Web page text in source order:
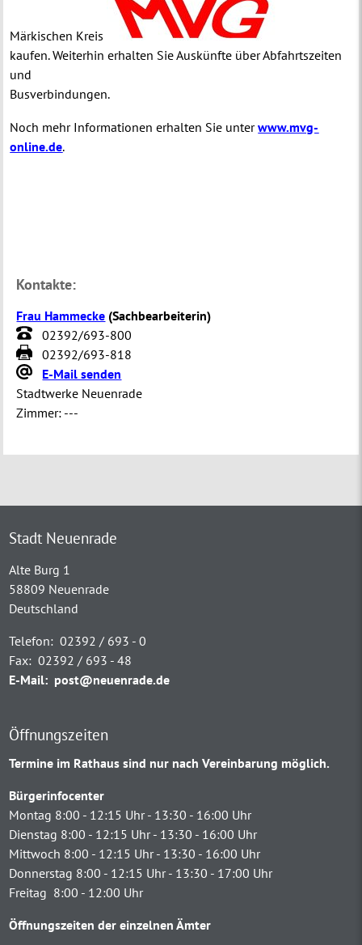
Märkischen Kreis
kaufen. Weiterhin erhalten Sie Auskünfte über Abfahrtszeiten
und
Busverbindungen.
Noch mehr Informationen erhalten Sie unterwww.mvg-
online.de.
Kontakte:
Frau Hammecke (Sachbearbeiterin)
02392/693-800
02392/693-818
E-Mail senden
Stadtwerke Neuenrade
Zimmer: ---
Stadt Neuenrade
Alte Burg 1
58809 Neuenrade
Deutschland
Telefon: 02392 / 693 - 0
Fax: 02392 / 693 - 48
E-Mail: post@neuenrade.de
Öffnungszeiten
Termine im Rathaus sind nur nach Vereinbarung möglich.
Bürgerinfocenter
Montag 8:00 - 12:15 Uhr - 13:30 - 16:00 Uhr
Dienstag 8:00 - 12:15 Uhr - 13:30 - 16:00 Uhr
Mittwoch 8:00 - 12:15 Uhr - 13:30 - 16:00 Uhr
Donnerstag 8:00 - 12:15 Uhr - 13:30 - 17:00 Uhr
Freitag 8:00 - 12:00 Uhr
Öffnungszeiten der einzelnen Ämter